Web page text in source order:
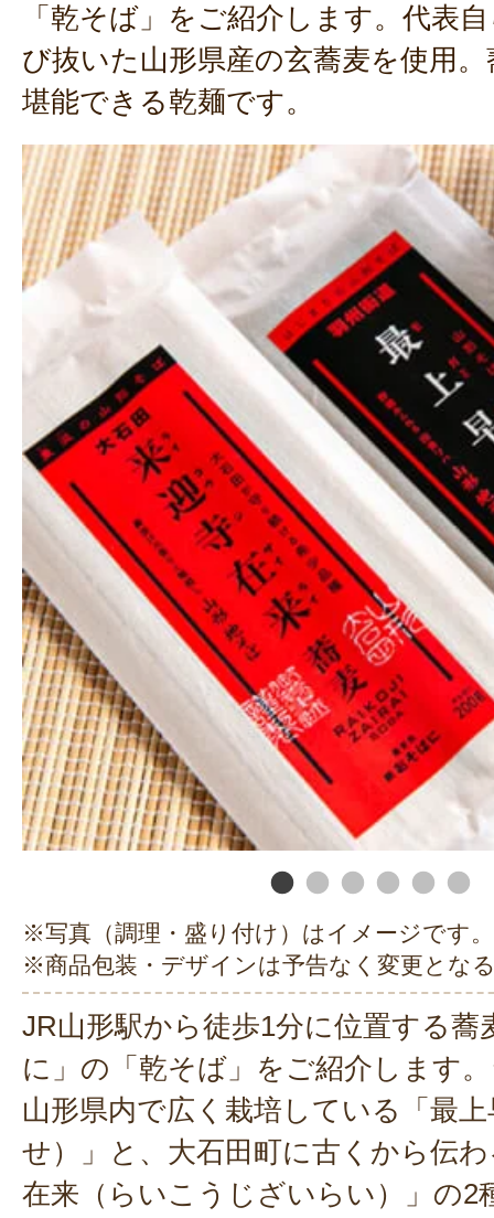
「乾そば」をご紹介します。代表
び抜いた山形県産の玄蕎麦を使用
堪能できる乾麺です。
※写真（調理・盛り付け）はイメージです。
※商品包装・デザインは予告なく変更とな
JR山形駅から徒歩1分に位置する蕎
に」の「乾そば」をご紹介します
山形県内で広く栽培している「最
せ）」と、大石田町に古くから伝
在来（らいこうじざいらい）」の2